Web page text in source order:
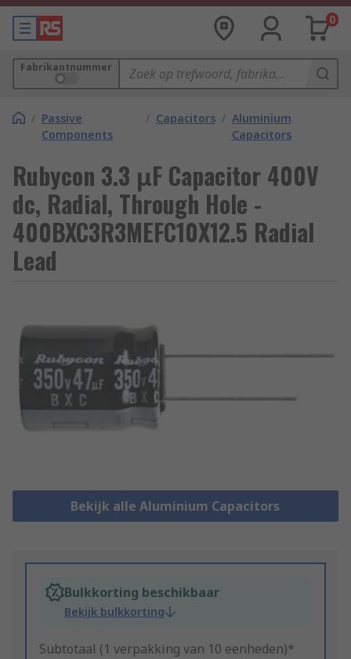
0
Fabrikantnummer
/ Passive
Components
/ Capacitors / Aluminium
Capacitors
Rubycon 3.3 μF Capacitor 400V
dc, Radial, Through Hole -
400BXC3R3MEFC10X12.5 Radial
Lead
Bekijk alle Aluminium Capacitors
Bulkkorting beschikbaar
Bekijk bulkkorting
Subtotaal (1 verpakking van 10 eenheden)*